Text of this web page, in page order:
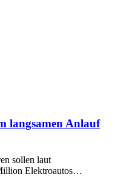
langsamen Anlauf
sollen laut
Elektroautos…